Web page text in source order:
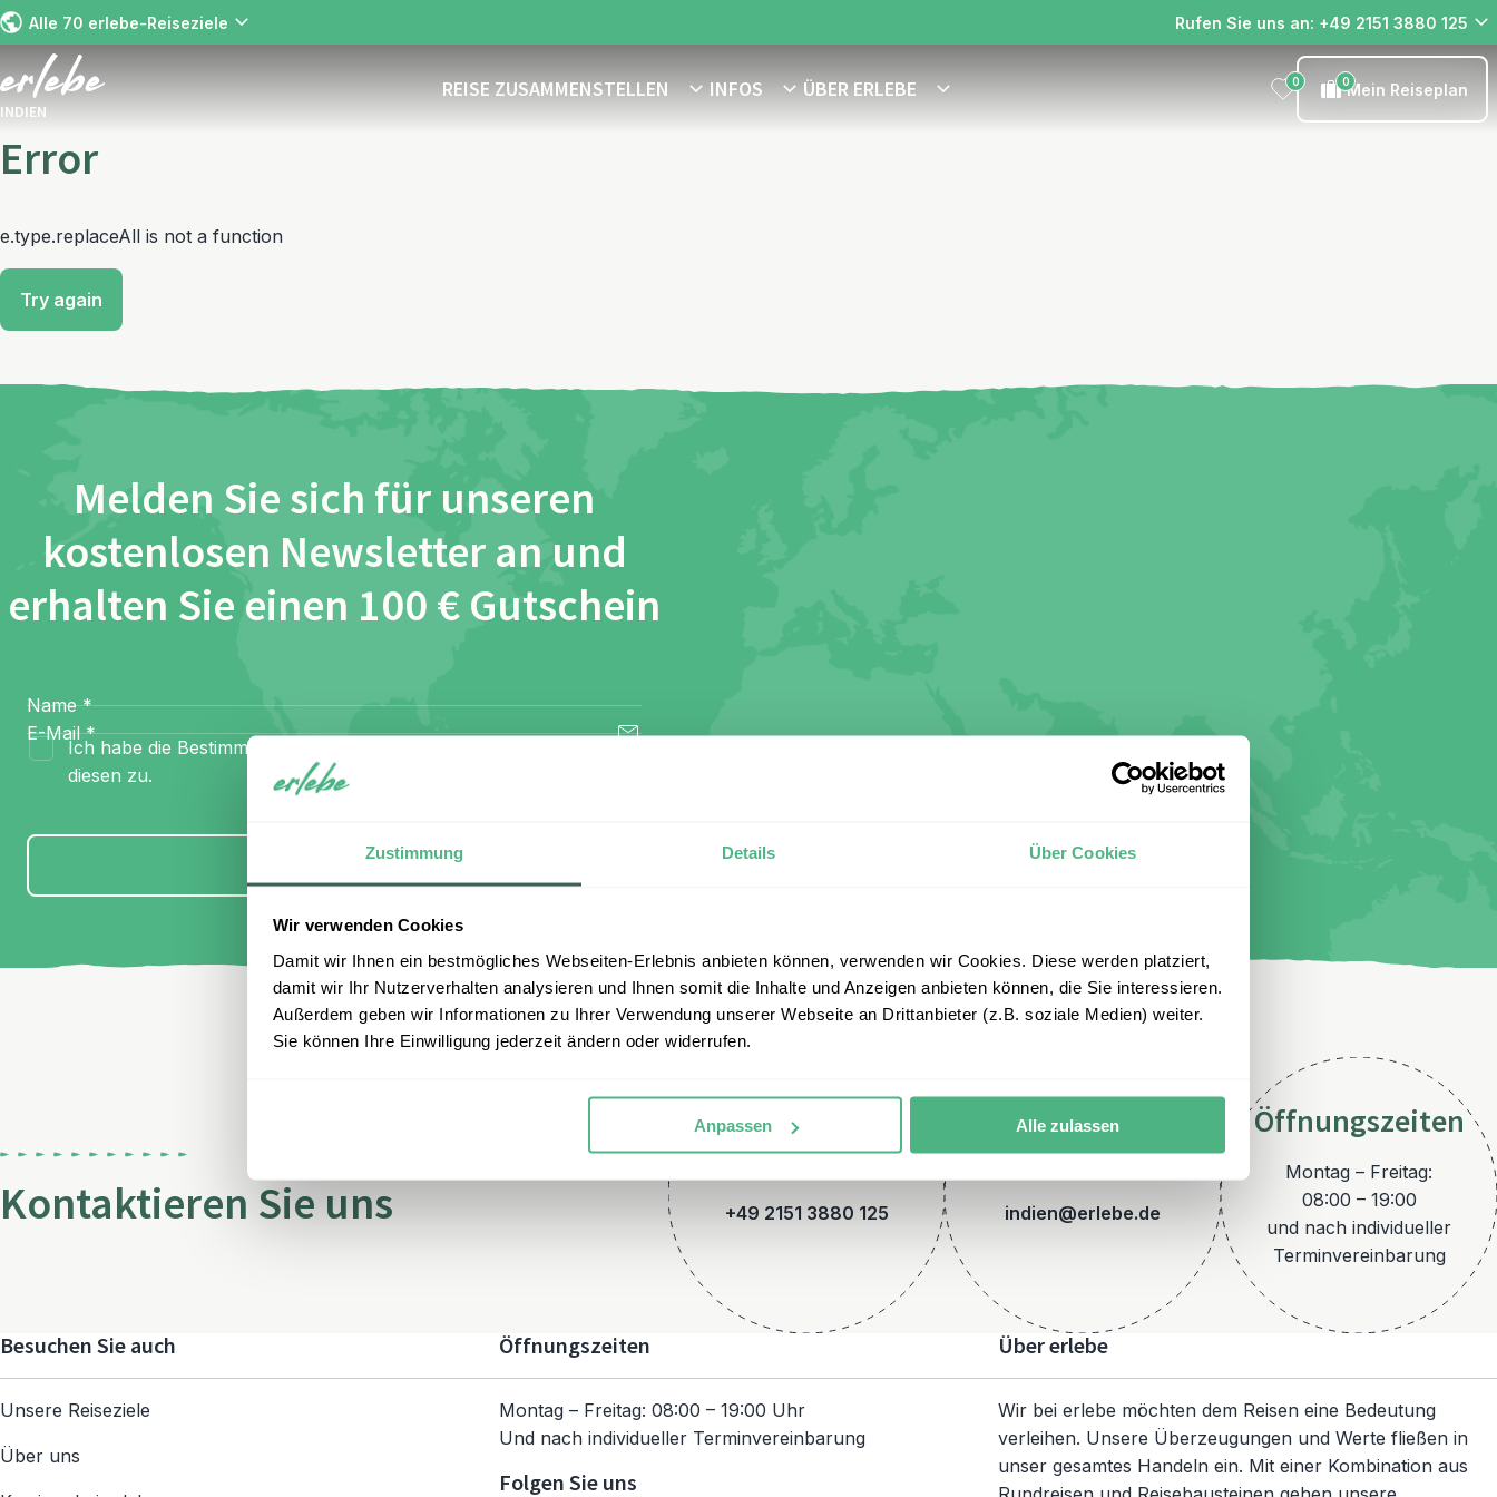
Zustimmung Details Über Cookies
Wir verwenden Cookies
Damit wir Ihnen ein bestmögliches Webseiten-Erlebnis anbieten können, verwenden wir Cookies. Diese werden platziert,
damit wir Ihr Nutzerverhalten analysieren und Ihnen somit die Inhalte und Anzeigen anbieten können, die Sie interessieren.
Außerdem geben wir Informationen zu Ihrer Verwendung unserer Webseite an Drittanbieter (z.B. soziale Medien) weiter.
Sie können Ihre Einwilligung jederzeit ändern oder widerrufen.
Anpassen Alle zulassen
Alle 70 erlebe-Reiseziele Rufen Sie uns an: +49 2151 3880 125
INDIEN
REISE ZUSAMMENSTELLEN INFOS ÜBER ERLEBE 0 0Mein Reiseplan
Error
e.type.replaceAll is not a function
Try again
Melden Sie sich für unseren
kostenlosen Newsletter an und
erhalten Sie einen 100 € Gutschein
Name *
E-Mail *
Ich habe die Bestimmungen zum
diesen zu.
Anmelden
Kontaktieren Sie uns
Telefon
+49 2151 3880 125
E-Mail
indien@erlebe.de
Öffnungszeiten
Montag – Freitag:
08:00 – 19:00
und nach individueller
Terminvereinbarung
Besuchen Sie auch
Unsere Reiseziele
Über uns
Öffnungszeiten
Montag – Freitag: 08:00 – 19:00 Uhr
Und nach individueller Terminvereinbarung
Folgen Sie uns
Über erlebe
Wir bei erlebe möchten dem Reisen eine Bedeutung
verleihen. Unsere Überzeugungen und Werte fließen in
unser gesamtes Handeln ein. Mit einer Kombination aus